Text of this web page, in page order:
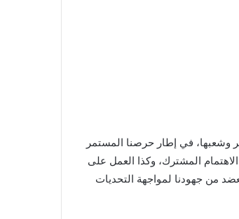
وشعبها، في إطار حرصنا المستمر
المشترك، وكذا العمل على
من جهودنا لمواجهة التحديات